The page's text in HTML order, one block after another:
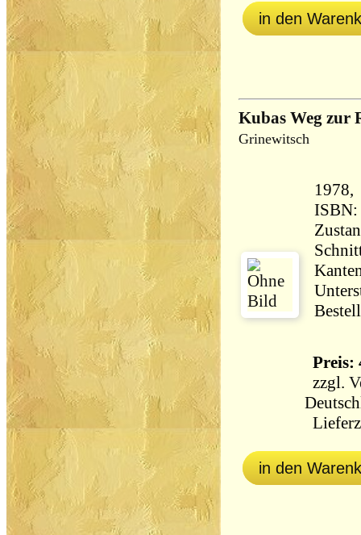
in den
Kubas Weg zur
Grinewitsch
1978, Pappbilderbuch 435 g
ISBN:
Preis:
zzgl.
in den